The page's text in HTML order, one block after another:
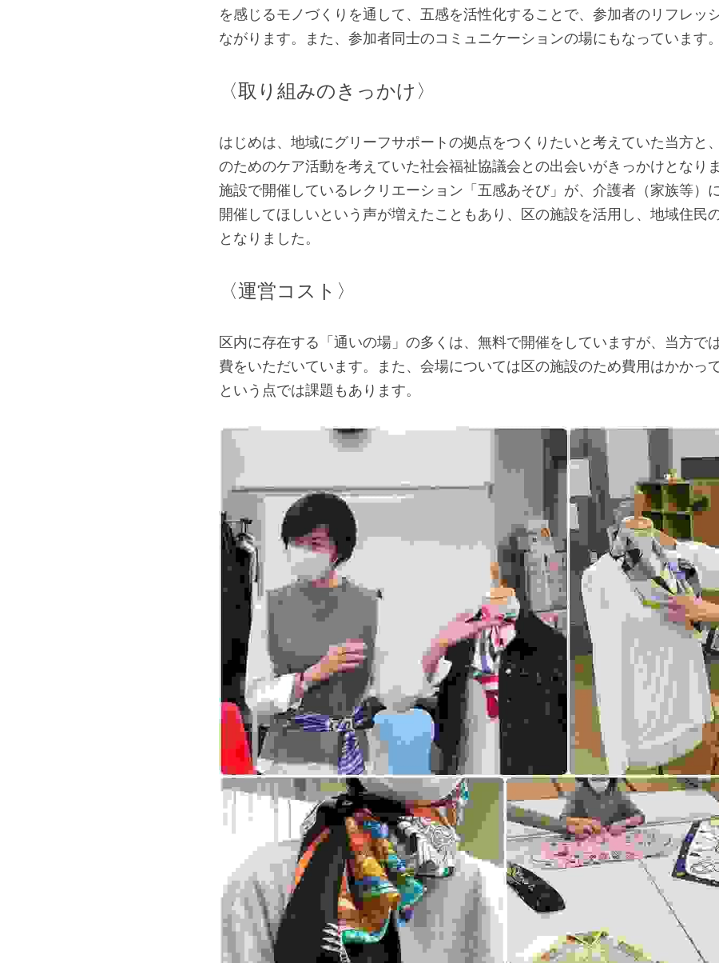
を感じるモノづくりを通して、五感を活性化することで、参加者のリフレッ
ながります。また、参加者同士のコミュニケーションの場にもなっています。
〈取り組みのきっかけ〉
はじめは、地域にグリーフサポートの拠点をつくりたいと考えていた当方と
のためのケア活動を考えていた社会福祉協議会との出会いがきっかけとなり
施設で開催しているレクリエーション「五感あそび」が、介護者（家族等）
開催してほしいという声が増えたこともあり、区の施設を活用し、地域住民
となりました。
〈運営コスト〉
区内に存在する「通いの場」の多くは、無料で開催をしていますが、当方で
費をいただいています。また、会場については区の施設のため費用はかかっ
という点では課題もあります。